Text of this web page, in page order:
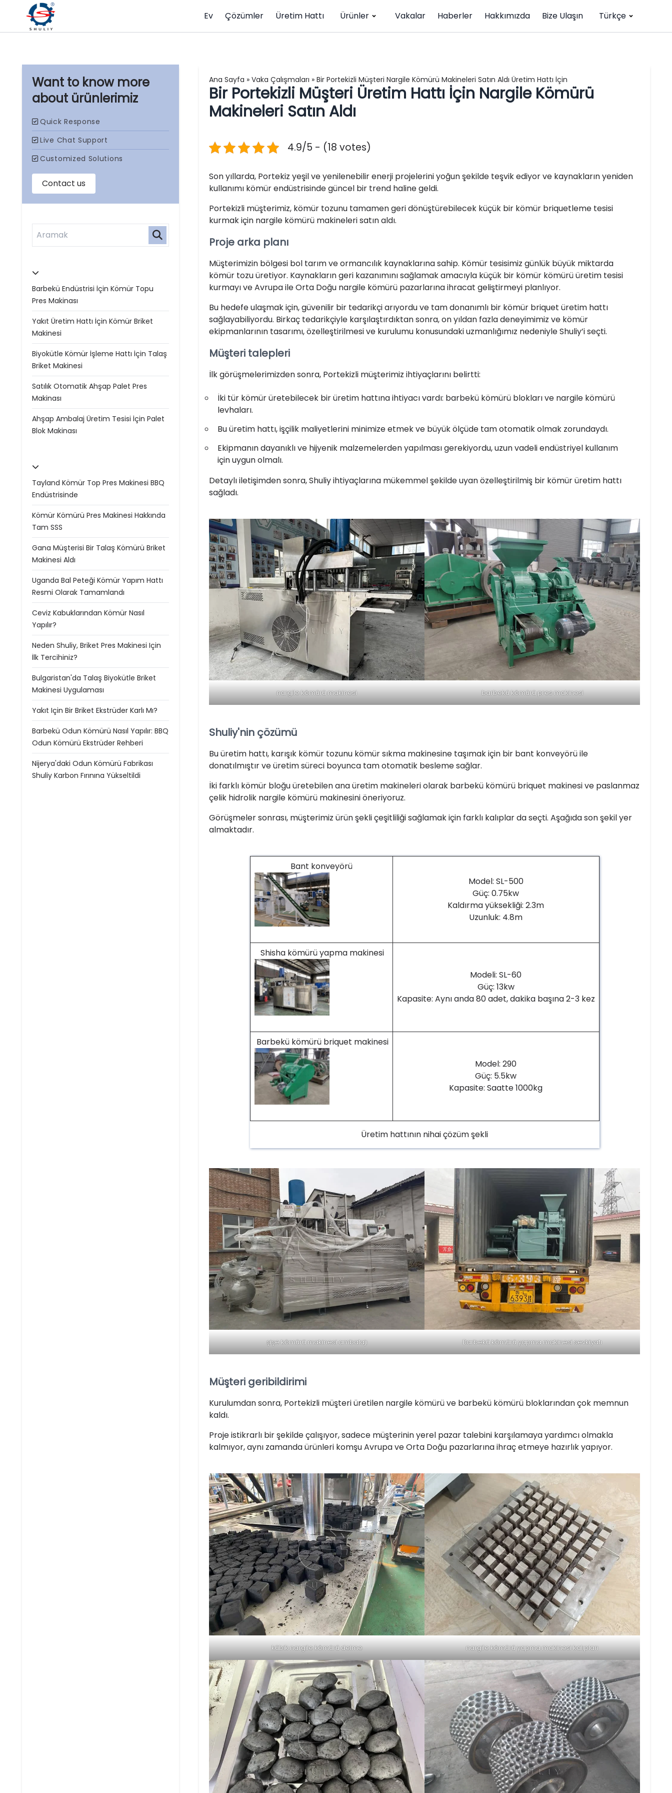
Ev Çözümler Üretim Hattı Ürünler Vakalar Haberler Hakkımızda Bize Ulaşın Türkçe
ürünlerimiz
Barbekü Endüstrisi İçin Kömür Topu
Pres Makinası
Yakıt Üretim Hattı İçin Kömür Briket
Makinesi
Biyokütle Kömür İşleme Hattı İçin Talaş
Briket Makinesi
Satılık Otomatik Ahşap Palet Pres
Makinası
Ahşap Ambalaj Üretim Tesisi İçin Palet
Blok Makinası
Tayland Kömür Top Pres Makinesi BBQ
Endüstrisinde
Kömür Kömürü Pres Makinesi Hakkında
Tam SSS
Gana Müşterisi Bir Talaş Kömürü Briket
Makinesi Aldı
Uganda Bal Peteği Kömür Yapım Hattı
Resmi Olarak Tamamlandı
Ceviz Kabuklarından Kömür Nasıl
Yapılır?
Neden Shuliy, Briket Pres Makinesi Için
İlk Tercihiniz?
Bulgaristan'da Talaş Biyokütle Briket
Makinesi Uygulaması
Yakıt Için Bir Briket Ekstrüder Karlı Mı?
Barbekü Odun Kömürü Nasıl Yapılır: BBQ
Odun Kömürü Ekstrüder Rehberi
Nijerya'daki Odun Kömürü Fabrikası
Shuliy Karbon Fırınına Yükseltildi
Ana Sayfa » Vaka Çalışmaları » Bir Portekizli Müşteri Nargile Kömürü Makineleri Satın Aldı Üretim Hattı İçin
Bir Portekizli Müşteri Üretim Hattı İçin Nargile Kömürü
Makineleri Satın Aldı
4.9/5 - (18 votes)
Son yıllarda, Portekiz yeşil ve yenilenebilir enerji projelerini yoğun şekilde teşvik ediyor ve kaynakların yeniden
kullanımı kömür endüstrisinde güncel bir trend haline geldi.
Portekizli müşterimiz, kömür tozunu tamamen geri dönüştürebilecek küçük bir kömür briquetleme tesisi
kurmak için nargile kömürü makineleri satın aldı.
Proje arka planı
Müşterimizin bölgesi bol tarım ve ormancılık kaynaklarına sahip. Kömür tesisimiz günlük büyük miktarda
kömür tozu üretiyor. Kaynakların geri kazanımını sağlamak amacıyla küçük bir kömür kömürü üretim tesisi
kurmayı ve Avrupa ile Orta Doğu nargile kömürü pazarlarına ihracat geliştirmeyi planlıyor.
Bu hedefe ulaşmak için, güvenilir bir tedarikçi arıyordu ve tam donanımlı bir kömür briquet üretim hattı
sağlayabiliyordu. Birkaç tedarikçiyle karşılaştırdıktan sonra, on yıldan fazla deneyimimiz ve kömür
ekipmanlarının tasarımı, özelleştirilmesi ve kurulumu konusundaki uzmanlığımız nedeniyle Shuliy’i seçti.
Müşteri talepleri
İlk görüşmelerimizden sonra, Portekizli müşterimiz ihtiyaçlarını belirtti:
İki tür kömür üretebilecek bir üretim hattına ihtiyacı vardı: barbekü kömürü blokları ve nargile kömürü
levhaları.
Bu üretim hattı, işçilik maliyetlerini minimize etmek ve büyük ölçüde tam otomatik olmak zorundaydı.
Ekipmanın dayanıklı ve hijyenik malzemelerden yapılması gerekiyordu, uzun vadeli endüstriyel kullanım
için uygun olmalı.
Detaylı iletişimden sonra, Shuliy ihtiyaçlarına mükemmel şekilde uyan özelleştirilmiş bir kömür üretim hattı
sağladı.
nargile kömürü makinesi barbekü kömürü pres makinesi
Shuliy'nin çözümü
Bu üretim hattı, karışık kömür tozunu kömür sıkma makinesine taşımak için bir bant konveyörü ile
donatılmıştır ve üretim süreci boyunca tam otomatik besleme sağlar.
İki farklı kömür bloğu üretebilen ana üretim makineleri olarak barbekü kömürü briquet makinesi ve paslanmaz
çelik hidrolik nargile kömürü makinesini öneriyoruz.
Görüşmeler sonrası, müşterimiz ürün şekli çeşitliliği sağlamak için farklı kalıplar da seçti. Aşağıda son şekil yer
almaktadır.
Bant konveyörü
Model: SL-500
Güç: 0.75kw
Kaldırma yüksekliği: 2.3m
Uzunluk: 4.8m
Shisha kömürü yapma makinesi
Modeli: SL-60
Güç: 13kw
Kapasite: Aynı anda 80 adet, dakika başına 2-3 kez
Barbekü kömürü briquet makinesi
Model: 290
Güç: 5.5kw
Kapasite: Saatte 1000kg
Üretim hattının nihai çözüm şekli
şişe kömürü makinesi ambalajı Barbekü kömürü yapma makinesi sevkiyatı
Müşteri geribildirimi
Kurulumdan sonra, Portekizli müşteri üretilen nargile kömürü ve barbekü kömürü bloklarından çok memnun
kaldı.
Proje istikrarlı bir şekilde çalışıyor, sadece müşterinin yerel pazar talebini karşılamaya yardımcı olmakla
kalmıyor, aynı zamanda ürünleri komşu Avrupa ve Orta Doğu pazarlarına ihraç etmeye hazırlık yapıyor.
kübik nargile kömürü delme nargile kömürü yapma makinesi kalıpları